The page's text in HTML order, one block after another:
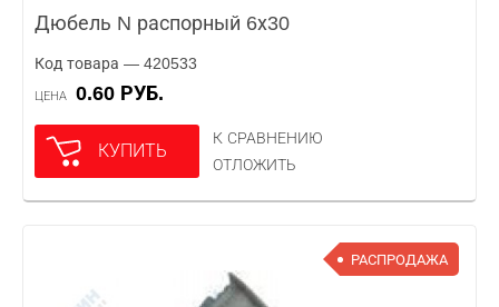
Дюбель N распорный 6х30
Код товара — 420533
ЦЕНА 0.60 РУБ.
КУПИТЬ
К СРАВНЕНИЮ
ОТЛОЖИТЬ
РАСПРОДАЖА